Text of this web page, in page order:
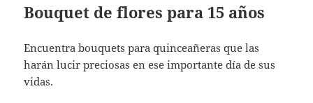
Bouquet de flores para 15 años
Encuentra bouquets para quinceañeras que las
harán lucir preciosas en ese importante día de sus
vidas.